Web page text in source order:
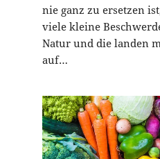
nie ganz zu ersetzen
viele kleine
Natur und die landen
auf…